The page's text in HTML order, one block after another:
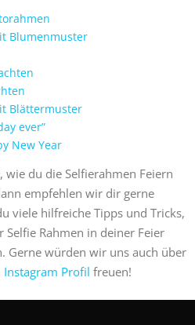
Blumenmuster
Blättermuster
ever”
New Year
wie du die Selfierahmen Feiern
empfehlen wir dir gerne
viele hilfreiche Tipps und Tricks,
Rahmen in deiner Feier
Gerne würden wir uns auch über
Instagram Profil freuen!